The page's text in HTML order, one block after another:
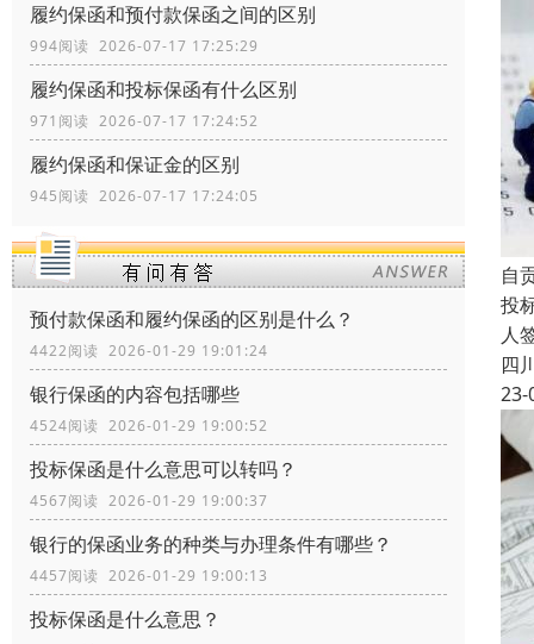
履约保函和预付款保函之间的区别
994阅读 2026-07-17 17:25:29
履约保函和投标保函有什么区别
971阅读 2026-07-17 17:24:52
履约保函和保证金的区别
945阅读 2026-07-17 17:24:05
预付款保函和履约保函的区别是什么？
4422阅读 2026-01-29 19:01:24
银行保函的内容包括哪些
4524阅读 2026-01-29 19:00:52
投标保函是什么意思可以转吗？
4567阅读 2026-01-29 19:00:37
银行的保函业务的种类与办理条件有哪些？
4457阅读 2026-01-29 19:00:13
投标保函是什么意思？
自
投
人
四
23-